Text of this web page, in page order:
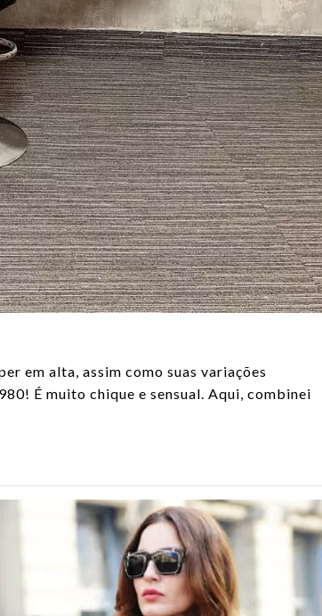
em alta, assim como suas variações
É muito chique e sensual. Aqui, combinei